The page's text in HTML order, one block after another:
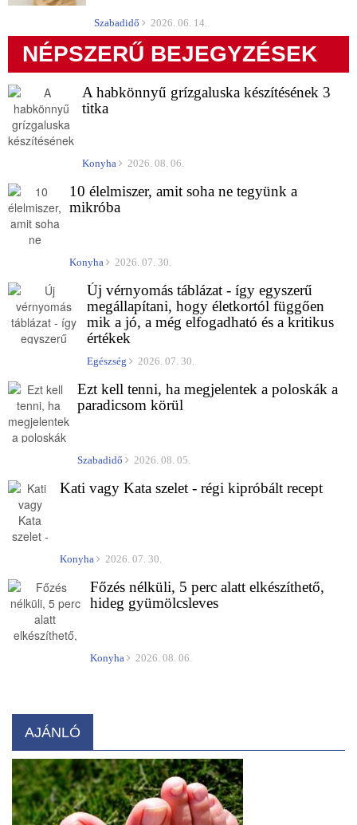
Szabadidő 2026. 06. 14.
NÉPSZERŰ BEJEGYZÉSEK
A habkönnyű grízgaluska készítésének 3
titka
Konyha 2026. 08. 06.
10 élelmiszer, amit soha ne tegyünk a
mikróba
Konyha 2026. 07. 30.
Új vérnyomás táblázat - így egyszerű
megállapítani, hogy életkortól függően
mik a jó, a még elfogadható és a kritikus
értékek
Egészség 2026. 07. 30.
Ezt kell tenni, ha megjelentek a poloskák a
paradicsom körül
Szabadidő 2026. 08. 05.
Kati vagy Kata szelet - régi kipróbált recept
Konyha 2026. 07. 30.
Főzés nélküli, 5 perc alatt elkészíthető,
hideg gyümölcsleves
Konyha 2026. 08. 06.
AJÁNLÓ